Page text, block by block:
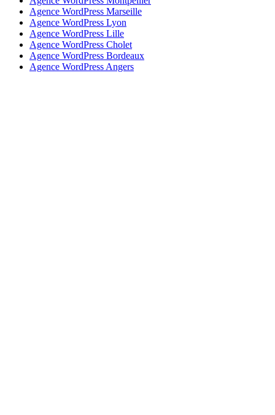
Agence WordPress Marseille
Agence WordPress Lyon
Agence WordPress Lille
Agence WordPress Cholet
Agence WordPress Bordeaux
Agence WordPress Angers